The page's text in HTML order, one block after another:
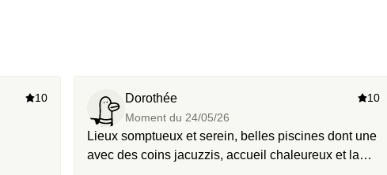
10 Dorothée
Moment du 24/05/26
10
Lieux somptueux et serein, belles piscines dont une
avec des coins jacuzzis, accueil chaleureux et la